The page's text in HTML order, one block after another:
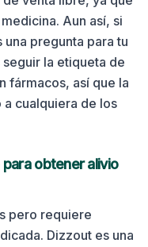
Aun así, si
pregunta para tu
la etiqueta de
fármacos, así que la
cualquiera de los
obtener alivio
pero requiere
Dizzout es una